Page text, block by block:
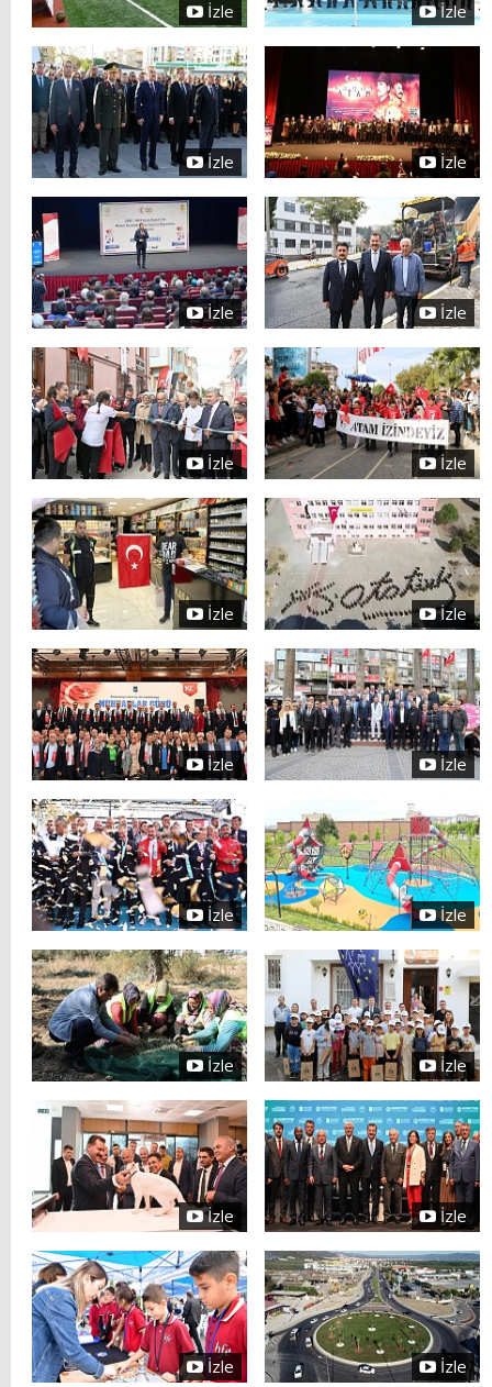
İzle İzle
İzle İzle
İzle İzle
İzle İzle
İzle İzle
İzle İzle
İzle İzle
İzle İzle
İzle İzle
İzle İzle